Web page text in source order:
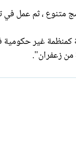
متنوع ، ثم عمل في
غير حكومية
من زعفران".